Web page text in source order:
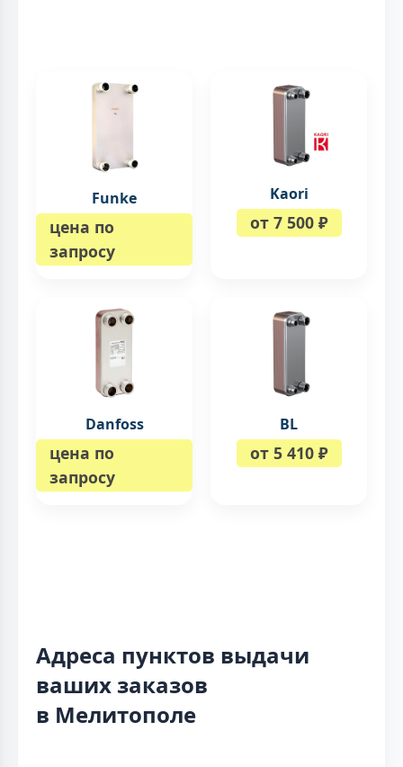
Funke
цена по
запросу
Kaori
от 7 500 ₽
Danfoss
цена по
запросу
BL
от 5 410 ₽
Адреса пунктов выдачи
ваших заказов
в Мелитополе